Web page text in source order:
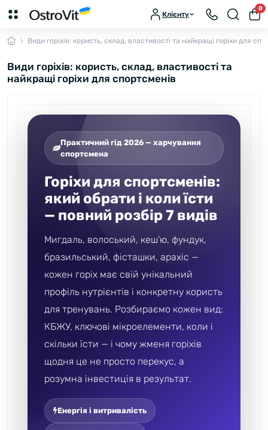
Клієнту
0
Види горіхів: користь, склад, властивості та найкращі горіхи для
Види горіхів: користь, склад, властивості та
найкращі горіхи для спортсменів
Практичний гід 2026 — харчування
спортсмена
Горіхи для спортсменів:
який обрати і коли їсти
— повний розбір 7 видів
Мигдаль, волоський, кеш'ю, фундук,
бразильський, фісташки, арахіс —
кожен горіх має свій унікальний
профіль нутрієнтів і конкретну користь
для тренувань. Розбираємо кожен вид:
КБЖУ, ключові мікроелементи, коли і
скільки їсти — і чому жменя горіхів
щодня це не просто перекус, а
розумна інвестиція в результат.
Енергія і витривалість